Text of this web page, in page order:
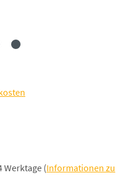
Werktage (Informationen zu